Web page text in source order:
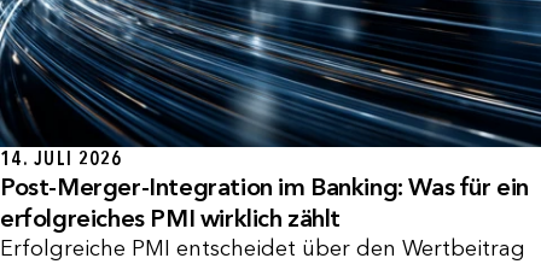
14. JULI 2026
Post-Merger-Integration im Banking: Was für ein
erfolgreiches PMI wirklich zählt
Erfolgreiche PMI entscheidet über den Wertbeitrag